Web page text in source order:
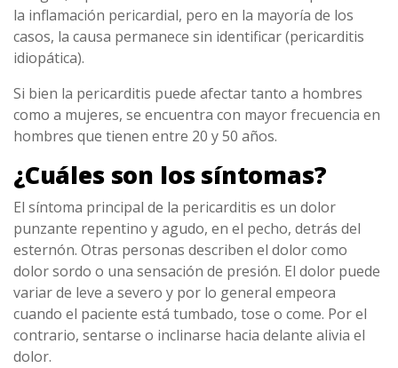
la inflamación pericardial, pero en la mayoría de los
casos, la causa permanece sin identificar (pericarditis
idiopática).
Si bien la pericarditis puede afectar tanto a hombres
como a mujeres, se encuentra con mayor frecuencia en
hombres que tienen entre 20 y 50 años.
¿Cuáles son los síntomas?
El síntoma principal de la pericarditis es un dolor
punzante repentino y agudo, en el pecho, detrás del
esternón. Otras personas describen el dolor como
dolor sordo o una sensación de presión. El dolor puede
variar de leve a severo y por lo general empeora
cuando el paciente está tumbado, tose o come. Por el
contrario, sentarse o inclinarse hacia delante alivia el
dolor.